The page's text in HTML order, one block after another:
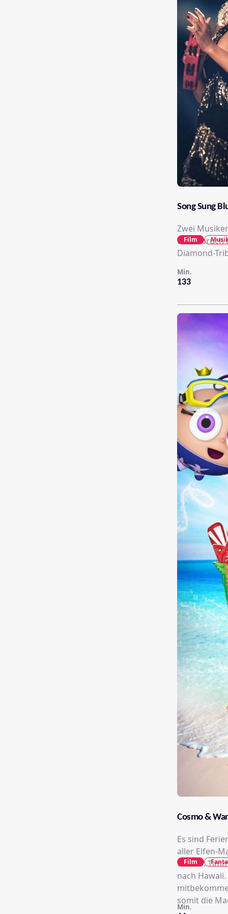
Song Sung
Zwei
Durchbruch
Diamond-
133
Min.
Film
Cosmo &
Es sind
aller Elfen-
Urlaub.
nach
somit die
Min.
Film